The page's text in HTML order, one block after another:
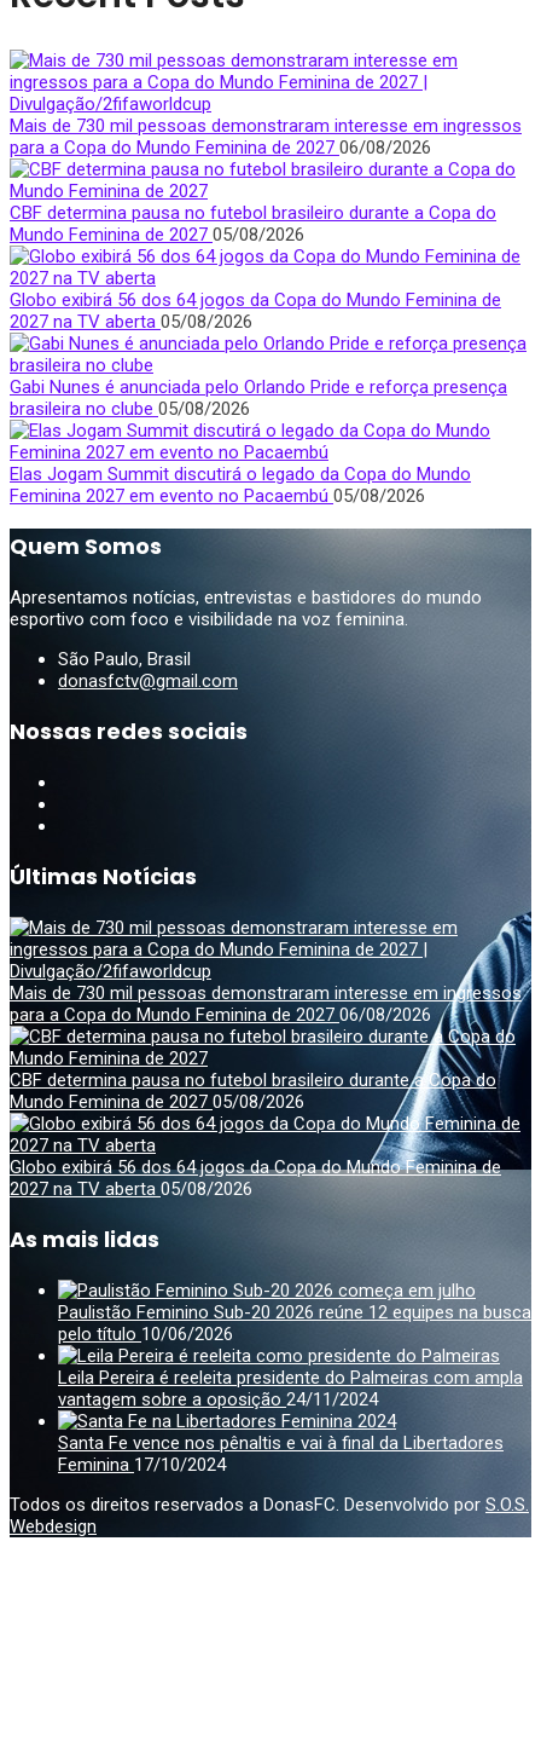
Mais de 730 mil pessoas demonstraram interesse em ingressos
para a Copa do Mundo Feminina de 2027 06/08/2026
CBF determina pausa no futebol brasileiro durante a Copa do
Mundo Feminina de 2027 05/08/2026
Globo exibirá 56 dos 64 jogos da Copa do Mundo Feminina de
2027 na TV aberta 05/08/2026
Gabi Nunes é anunciada pelo Orlando Pride e reforça presença
brasileira no clube 05/08/2026
Elas Jogam Summit discutirá o legado da Copa do Mundo
Feminina 2027 em evento no Pacaembú 05/08/2026
Quem Somos
Apresentamos notícias, entrevistas e bastidores do mundo
esportivo com foco e visibilidade na voz feminina.
São Paulo, Brasil
donasfctv@gmail.com
Nossas redes sociais
Últimas Notícias
Mais de 730 mil pessoas demonstraram interesse em ingressos
para a Copa do Mundo Feminina de 2027 06/08/2026
CBF determina pausa no futebol brasileiro durante a Copa do
Mundo Feminina de 2027 05/08/2026
Globo exibirá 56 dos 64 jogos da Copa do Mundo Feminina de
2027 na TV aberta 05/08/2026
As mais lidas
Paulistão Feminino Sub-20 2026 reúne 12 equipes na busca
pelo título 10/06/2026
Leila Pereira é reeleita presidente do Palmeiras com ampla
vantagem sobre a oposição 24/11/2024
Santa Fe vence nos pênaltis e vai à final da Libertadores
Feminina 17/10/2024
Todos os direitos reservados a DonasFC. Desenvolvido por S.O.S.
Webdesign